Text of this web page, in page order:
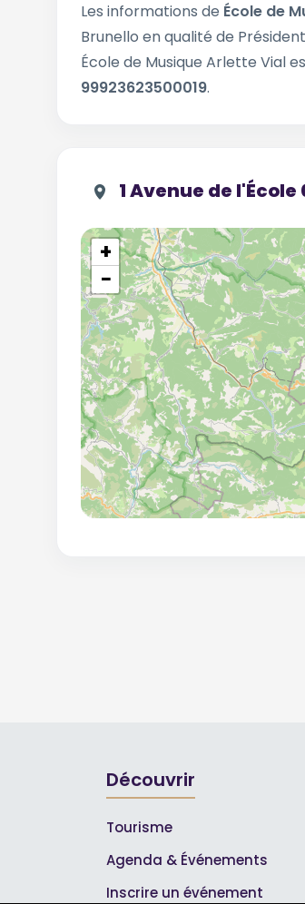
Les informations de École de
Brunello en qualité de
École de Musique Arlette Vial
99923623500019.
1 Avenue de l'École
+
−
Découvrir
Tourisme
Agenda & Événements
Inscrire un événement